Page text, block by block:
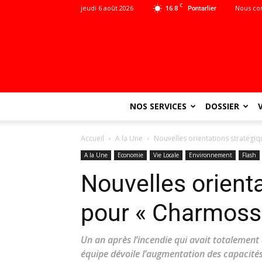
16.8 C Pontarlier
jeudi 6 août 2026 Nous
NOS SERVICES DOSSIER
Accueil A la Une Nouvelles orientations
A la Une Economie Vie Locale Environnement Flash
Nouvelles
pour «
Un an après l’incendie qui avait
équipe dévoile l’augmentation des